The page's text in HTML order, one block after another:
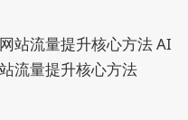
站流量提升核心方法AI
流量提升核心方法